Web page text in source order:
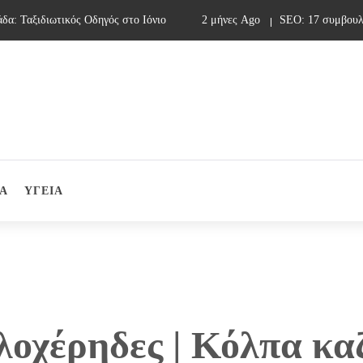
Ταξιδιωτικός Οδηγός στο Ιόνιο 2 μήνες Ago SEO: 17
ΥΓΕΙΑ
| Κόλπα